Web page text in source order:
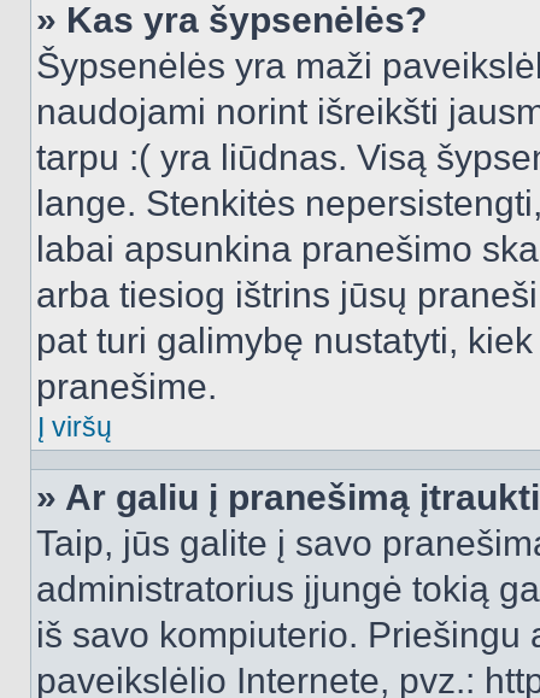
» Kas yra šypsenėlės?
Šypsenėlės yra maži
naudojami norint išreikšti
tarpu :( yra liūdnas. Visą
lange. Stenkitės
labai apsunkina pranešimo
arba tiesiog ištrins jūsų
pat turi galimybę nustatyti,
pranešime.
Į viršų
» Ar galiu į pranešimą
Taip, jūs galite į savo
administratorius įjungė tokią
iš savo kompiuterio.
paveikslėlio Internete, pvz.: